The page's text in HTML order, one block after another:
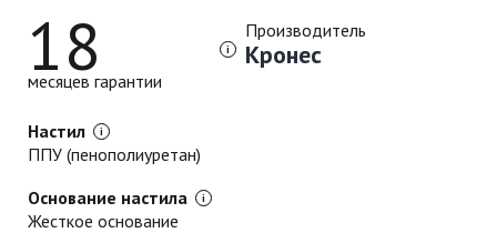
Настил
ППУ (пенополиуретан)
Основание настила
Жесткое основание
Производитель
Кронес
18
месяцев гарантии